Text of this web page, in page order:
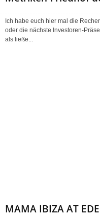
Ich habe euch hier mal die
oder die nächste Investoren-
als ließe...
MAMA IBIZA AT